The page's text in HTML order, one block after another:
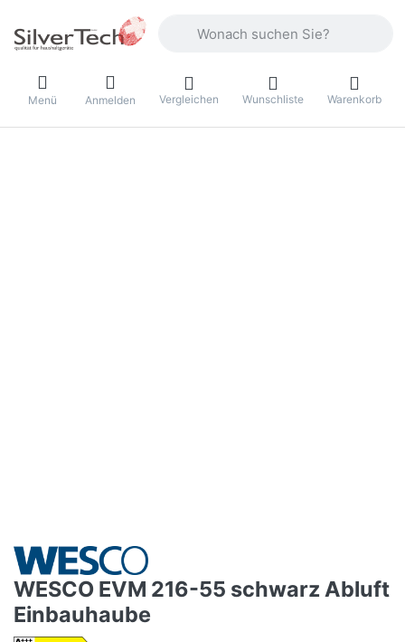
Menü Anmelden Vergleichen Wunschliste Warenkorb
WESCO EVM 216-55 schwarz Abluft
Einbauhaube